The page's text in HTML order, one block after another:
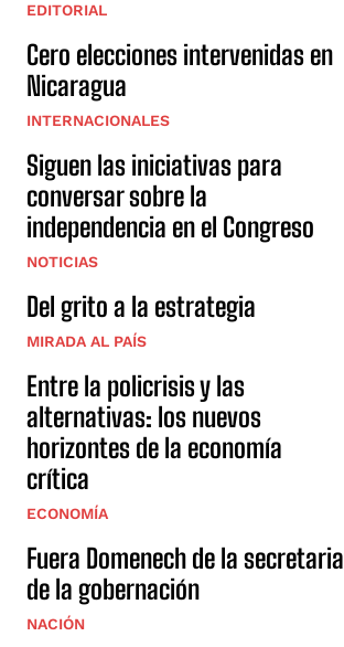
EDITORIAL
Cero elecciones intervenidas en
Nicaragua
INTERNACIONALES
Siguen las iniciativas para
conversar sobre la
independencia en el Congreso
NOTICIAS
Del grito a la estrategia
MIRADA AL PAÍS
Entre la policrisis y las
alternativas: los nuevos
horizontes de la economía
crítica
ECONOMÍA
Fuera Domenech de la secretaria
de la gobernación
NACIÓN